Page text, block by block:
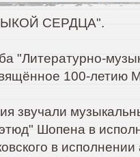
СЕРДЦА".
"Литературно-
100-летию
звучали
Шопена в
в исполнении